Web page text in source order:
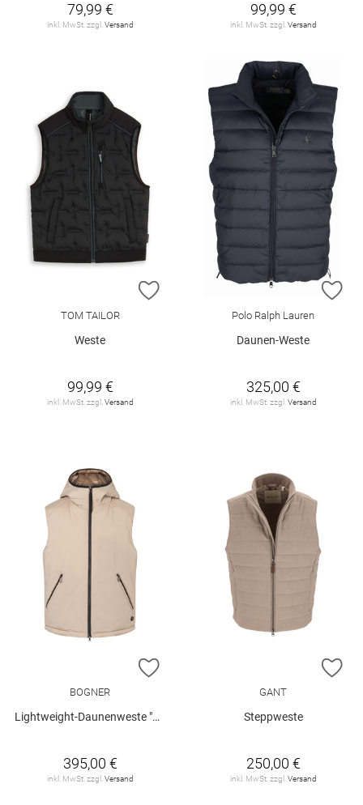
79,99 €
inkl. MwSt. zzgl. Versand
99,99 €
inkl. MwSt. zzgl. Versand
ZUR WUNSCHLISTE HINZUFÜGEN
TOM TAILOR
Weste
99,99 €
inkl. MwSt. zzgl. Versand
Polo Ralph Lauren
Daunen-Weste
325,00 €
inkl. MwSt. zzgl. Versand
ZUR WUNSCHLISTE HINZUFÜGEN
BOGNER
Lightweight-Daunenweste "Clion-D"
395,00 €
inkl. MwSt. zzgl. Versand
GANT
Steppweste
250,00 €
inkl. MwSt. zzgl. Versand